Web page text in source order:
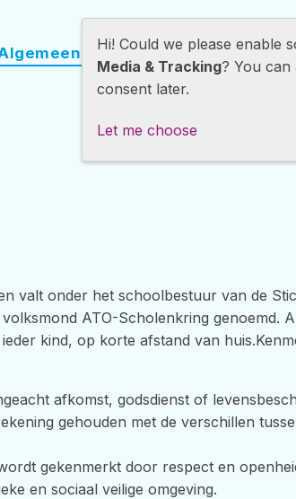
Onderwijs Opvang
valt onder het schoolbestuur van de
ATO-Scholenkring genoemd.
kind, op korte afstand van
afkomst, godsdienst of
gehouden met de verschillen
gekenmerkt door respect en
en sociaal veilige omgeving.
Hi! Could we please enable
Media & Tracking? You
consent later.
Let me choose